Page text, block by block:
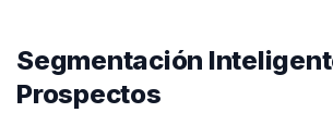
Segmentación
Prospectos